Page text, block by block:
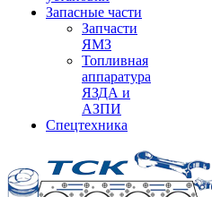
Запасные части
Запчасти
ЯМЗ
Топливная
аппаратура
ЯЗДА и
АЗПИ
Спецтехника